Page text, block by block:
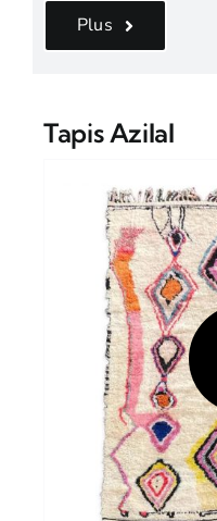
Plus
Tapis Azilal